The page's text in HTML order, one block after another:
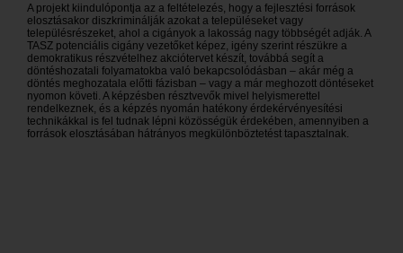
A projekt kiindulópontja az a feltételezés, hogy a fejlesztési források
elosztásakor diszkriminálják azokat a településeket vagy
településrészeket, ahol a cigányok a lakosság nagy többségét adják. A
TASZ potenciális cigány vezetőket képez, igény szerint részükre a
demokratikus részvételhez akciótervet készít, továbbá segít a
döntéshozatali folyamatokba való bekapcsolódásban – akár még a
döntés meghozatala előtti fázisban – vagy a már meghozott döntéseket
nyomon követi. A képzésben résztvevők mivel helyismerettel
rendelkeznek, és a képzés nyomán hatékony érdekérvényesítési
technikákkal is fel tudnak lépni közösségük érdekében, amennyiben a
források elosztásában hátrányos megkülönböztetést tapasztalnak.